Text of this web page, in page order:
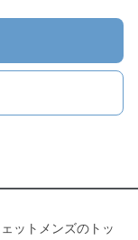
ットメンズのトッ